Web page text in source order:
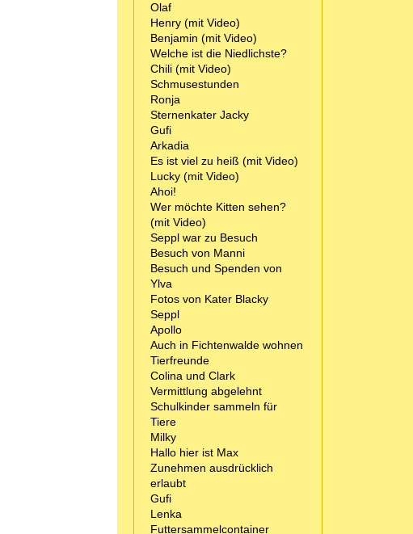
Olaf
Henry (mit Video)
Benjamin (mit Video)
Welche ist die Niedlichste?
Chili (mit Video)
Schmusestunden
Ronja
Sternenkater Jacky
Gufi
Arkadia
Es ist viel zu heiß (mit Video)
Lucky (mit Video)
Ahoi!
Wer möchte Kitten sehen?
(mit Video)
Seppl war zu Besuch
Besuch von Manni
Besuch und Spenden von
Ylva
Fotos von Kater Blacky
Seppl
Apollo
Auch in Fichtenwalde wohnen
Tierfreunde
Colina und Clark
Vermittlung abgelehnt
Schulkinder sammeln für
Tiere
Milky
Hallo hier ist Max
Zunehmen ausdrücklich
erlaubt
Gufi
Lenka
Futtersammelcontainer